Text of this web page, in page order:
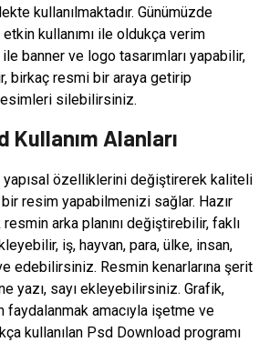
kullanılmaktadır. Günümüzde
etkin kullanımı ile oldukça verim
banner ve logo tasarımları yapabilir,
birkaç resmi bir araya getirip
silebilirsiniz.
Kullanım Alanları
özelliklerini değiştirerek kaliteli
resim yapabilmenizi sağlar. Hazır
arka planını değiştirebilir, faklı
iş, hayvan, para, ülke, insan,
edebilirsiniz. Resmin kenarlarına şerit
yazı, sayı ekleyebilirsiniz. Grafik,
amacıyla işetme ve
kullanılan Psd Download programı